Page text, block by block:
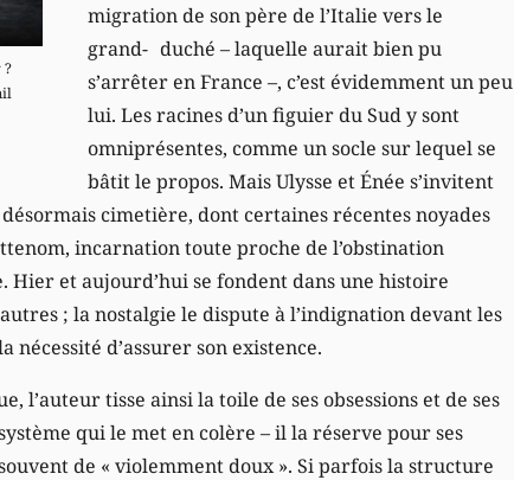
?
migration de son père de l’Italie vers le
grand- duché – laquelle aurait bien pu
s’arrêter en France –, c’est évidemment un peu
lui. Les racines d’un figuier du Sud y sont
omniprésentes, comme un socle sur lequel se
bâtit le propos. Mais Ulysse et Énée s’invitent
cimetière, dont certaines récentes noyades
incarnation toute proche de l’obstination
et aujourd’hui se fondent dans une histoire
; la nostalgie le dispute à l’indignation devant les
nécessité d’assurer son existence.
l’auteur tisse ainsi la toile de ses obsessions et de ses
qui le met en colère – il la réserve pour ses
de « violemment doux ». Si parfois la structure